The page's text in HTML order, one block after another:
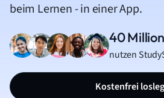
beim Lernen - in einer App.
40
nutzen
Kostenfrei